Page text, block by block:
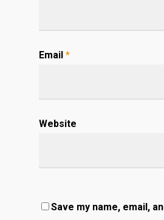
Email *
Website
Save my name, email,